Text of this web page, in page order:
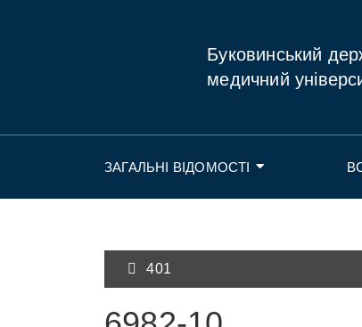
Буковинський
медичний
ЗАГАЛЬНІ ВІДОМОСТІ
401